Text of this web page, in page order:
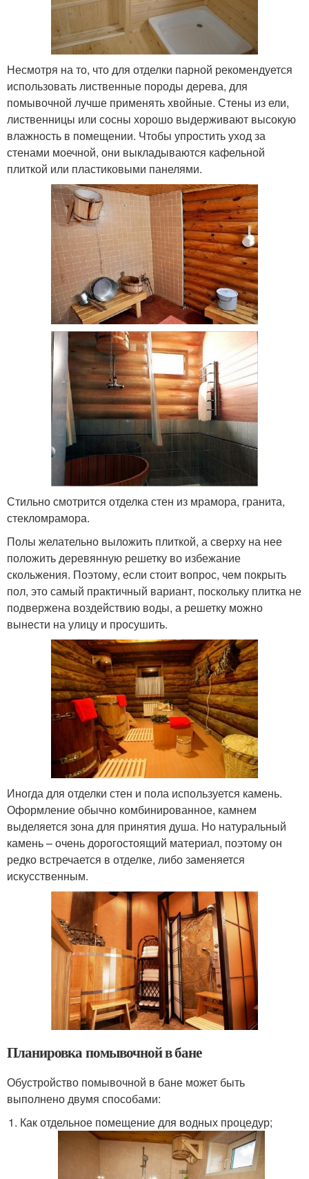
Несмотря на то, что для отделки парной рекомендуется
использовать лиственные породы дерева, для
помывочной лучше применять хвойные. Стены из ели,
лиственницы или сосны хорошо выдерживают высокую
влажность в помещении. Чтобы упростить уход за
стенами моечной, они выкладываются кафельной
плиткой или пластиковыми панелями.
Стильно смотрится отделка стен из мрамора, гранита,
стекломрамора.
Полы желательно выложить плиткой, а сверху на нее
положить деревянную решетку во избежание
скольжения. Поэтому, если стоит вопрос, чем покрыть
пол, это самый практичный вариант, поскольку плитка не
подвержена воздействию воды, а решетку можно
вынести на улицу и просушить.
Иногда для отделки стен и пола используется камень.
Оформление обычно комбинированное, камнем
выделяется зона для принятия душа. Но натуральный
камень – очень дорогостоящий материал, поэтому он
редко встречается в отделке, либо заменяется
искусственным.
Планировка помывочной в бане
Обустройство помывочной в бане может быть
выполнено двумя способами:
Как отдельное помещение для водных процедур;